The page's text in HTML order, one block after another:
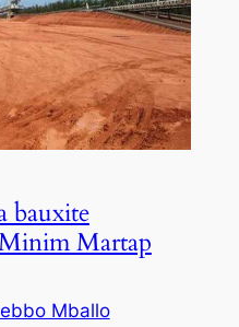
bauxite
Martap
Mballo